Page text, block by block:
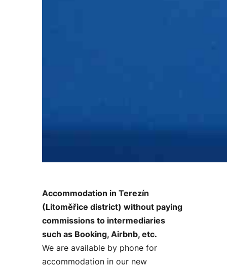
Accommodation in Terezín
(Litoměřice district) without paying
commissions to intermediaries
such as Booking, Airbnb, etc.
We are available by phone for
accommodation in our new